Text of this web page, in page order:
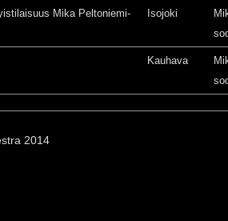
Mika Peltoniemi-
Isojoki
Kauhava
2014